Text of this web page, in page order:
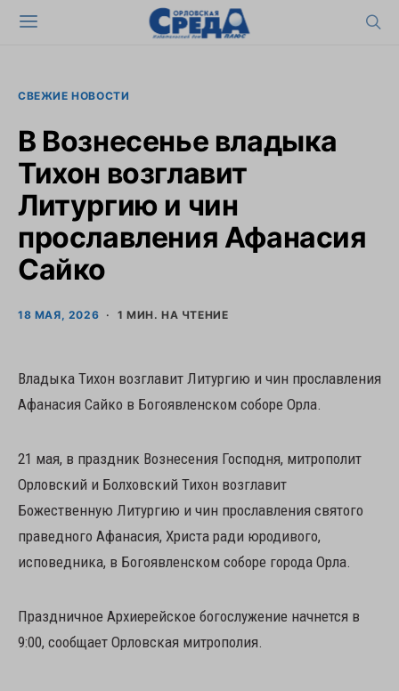
СВЕЖИЕ НОВОСТИ
В Вознесенье владыка
Тихон возглавит
Литургию и чин
прославления Афанасия
Сайко
18 МАЯ, 2026 1 МИН. НА ЧТЕНИЕ
Владыка Тихон возглавит Литургию и чин прославления
Афанасия Сайко в Богоявленском соборе Орла.
21 мая, в праздник Вознесения Господня, митрополит
Орловский и Болховский Тихон возглавит
Божественную Литургию и чин прославления святого
праведного Афанасия, Христа ради юродивого,
исповедника, в Богоявленском соборе города Орла.
Праздничное Архиерейское богослужение начнется в
9:00, сообщает Орловская митрополия.